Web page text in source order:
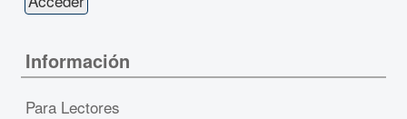
Información
Para Lectores